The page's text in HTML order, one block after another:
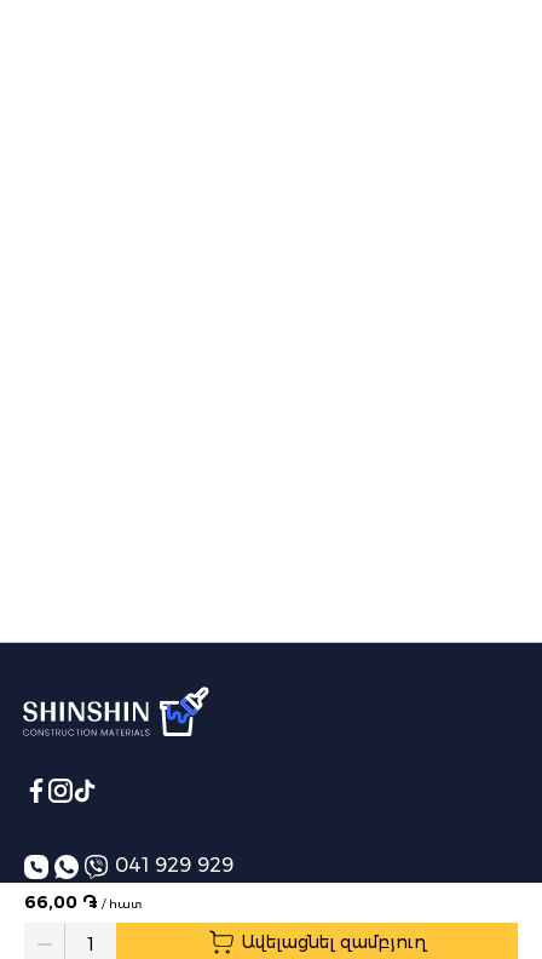
66,00 ֏ / հատ
Quantity Ավելացնել զամբյուղ
041 929 929
info@shinshin.am
Առաքման ժամեր՝ 10:00-19:00